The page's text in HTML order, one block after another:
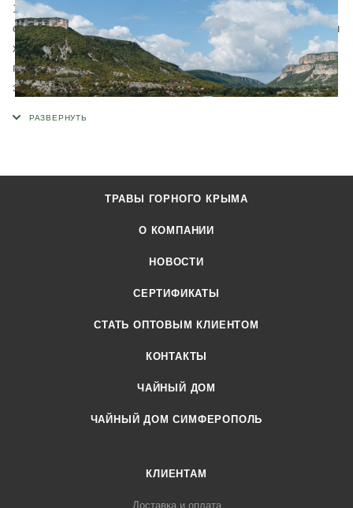
10 лет. Мы имеем все необходимое современное
оборудование и производственные площади для фасовки и
хранения травяных чаев. Для изготовления сырья и
приготовления сборов используется только ручной труд и
экологически чистые технологии. Продукция
ТРАВЫ ГОРНОГО КРЫМА
О КОМПАНИИ
НОВОСТИ
СЕРТИФИКАТЫ
CТАТЬ ОПТОВЫМ КЛИЕНТОМ
КОНТАКТЫ
ЧАЙНЫЙ ДОМ
ЧАЙНЫЙ ДОМ СИМФЕРОПОЛЬ
КЛИЕНТАМ
Доставка и оплата